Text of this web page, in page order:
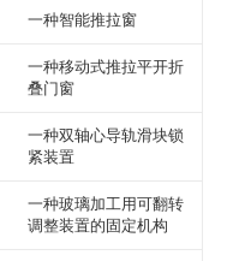
一种智能推拉窗
一种移动式推拉平开折
叠门窗
一种双轴心导轨滑块锁
紧装置
一种玻璃加工用可翻转
调整装置的固定机构